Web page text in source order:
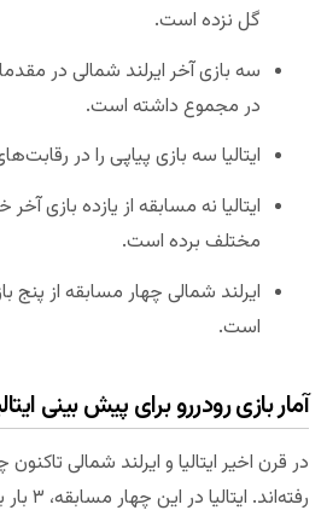
گل نزده است.
در مجموع داشته است.
ایتالیا سه بازی پیاپی را در
ایتالیا نه مسابقه از یازده بازی
مختلف برده است.
ایرلند شمالی چهار مسابقه از پنج
است.
آمار بازی رودررو برای پیش بینی
در قرن اخیر ایتالیا و ایرلند شمالی